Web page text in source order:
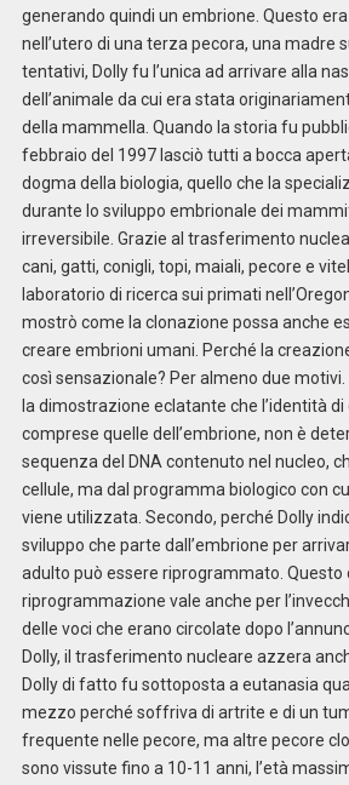
generando quindi un embrione. Questo
nell’utero di una terza pecora, una madre
tentativi, Dolly fu l’unica ad arrivare alla
dell’animale da cui era stata
della mammella. Quando la storia fu
febbraio del 1997 lasciò tutti a bocca
dogma della biologia, quello che la
durante lo sviluppo embrionale dei
irreversibile. Grazie al trasferimento
cani, gatti, conigli, topi, maiali, pecore e
laboratorio di ricerca sui primati
mostrò come la clonazione possa anche
creare embrioni umani. Perché la
così sensazionale? Per almeno due
la dimostrazione eclatante che l’identità di
comprese quelle dell’embrione, non è
sequenza del DNA contenuto nel nucleo,
cellule, ma dal programma biologico con
viene utilizzata. Secondo, perché Dolly
sviluppo che parte dall’embrione per
adulto può essere riprogrammato. Questo
riprogrammazione vale anche per
delle voci che erano circolate dopo
Dolly, il trasferimento nucleare azzera
Dolly di fatto fu sottoposta a eutanasia
mezzo perché soffriva di artrite e di un
frequente nelle pecore, ma altre pecore
sono vissute fino a 10-11 anni, l’età